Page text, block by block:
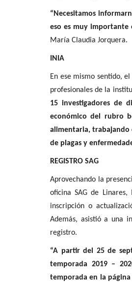
“Necesitamos
eso es muy importante
María Claudia Jorquera.
INIA
En ese mismo sentido,
profesionales de la
15 investigadores de
económico del rubro
alimentaria,
de plagas y
REGISTRO SAG
Aprovechando la
oficina SAG de
inscripción o
Además, asistió a una
registro.
“A partir del 25 de
temporada 2019 –
temporada en la